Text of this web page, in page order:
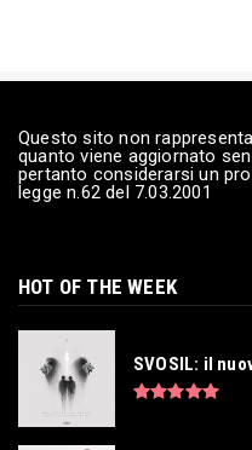
Debutta al
GIUMMO: «La mia
Questo sito non
quanto viene aggiornato
pertanto considerarsi un
legge n.62 del 7.03.2001
HOT OF THE WEEK
SVOSIL: il